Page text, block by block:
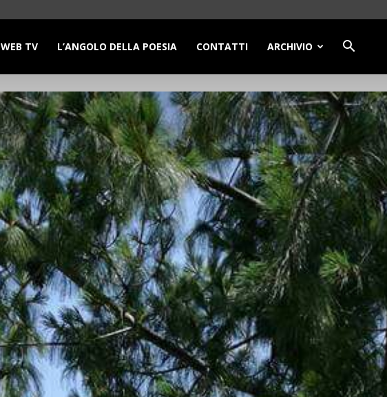
WEB TV L’ANGOLO DELLA POESIA CONTATTI ARCHIVIO